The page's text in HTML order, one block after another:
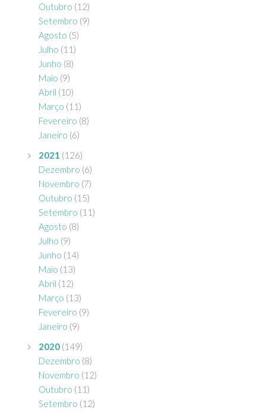
Outubro (12)
Setembro (9)
Agosto (5)
Julho (11)
Junho (8)
Maio (9)
Abril (10)
Março (11)
Fevereiro (8)
Janeiro (6)
2021 (126)
Dezembro (6)
Novembro (7)
Outubro (15)
Setembro (11)
Agosto (8)
Julho (9)
Junho (14)
Maio (13)
Abril (12)
Março (13)
Fevereiro (9)
Janeiro (9)
2020 (149)
Dezembro (8)
Novembro (12)
Outubro (11)
Setembro (12)